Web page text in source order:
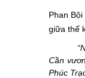
Phan
giữa thế
Cần
Phúc